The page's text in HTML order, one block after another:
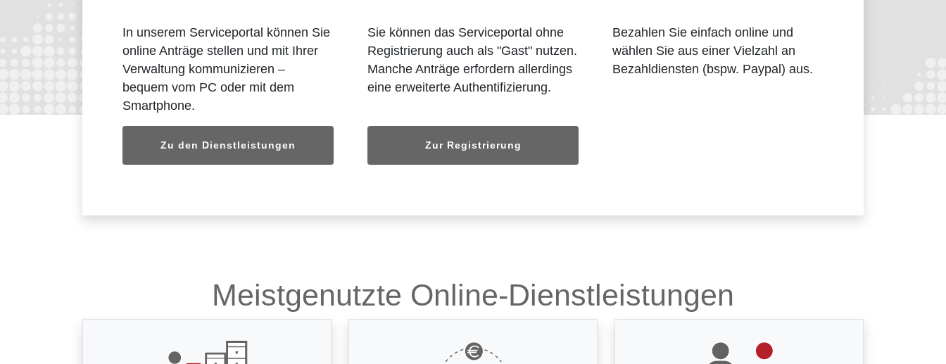
In unserem Serviceportal können Sie
online Anträge stellen und mit Ihrer
Verwaltung kommunizieren –
bequem vom PC oder mit dem
Smartphone.
Zu den Dienstleistungen
Sie können das Serviceportal ohne
Registrierung auch als "Gast" nutzen.
Manche Anträge erfordern allerdings
eine erweiterte Authentifizierung.
Zur Registrierung
Bezahlen Sie einfach online und
wählen Sie aus einer Vielzahl an
Bezahldiensten (bspw. Paypal) aus.
Meistgenutzte Online-Dienstleistungen